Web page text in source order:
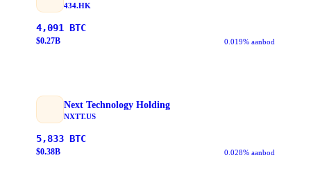
434.HK
4,091 BTC
$0.27B 0.019% aanbod
Next Technology Holding
NXTT.US
5,833 BTC
$0.38B 0.028% aanbod